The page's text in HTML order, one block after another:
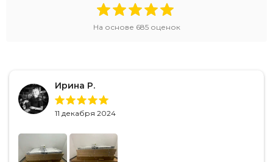
На основе 685оценок
Ирина Р.
11 декабря 2024